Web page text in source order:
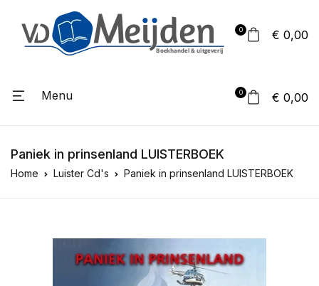
0 € 0,00
Menu 0 € 0,00
Paniek in prinsenland LUISTERBOEK
Home Luister Cd's Paniek in prinsenland LUISTERBOEK